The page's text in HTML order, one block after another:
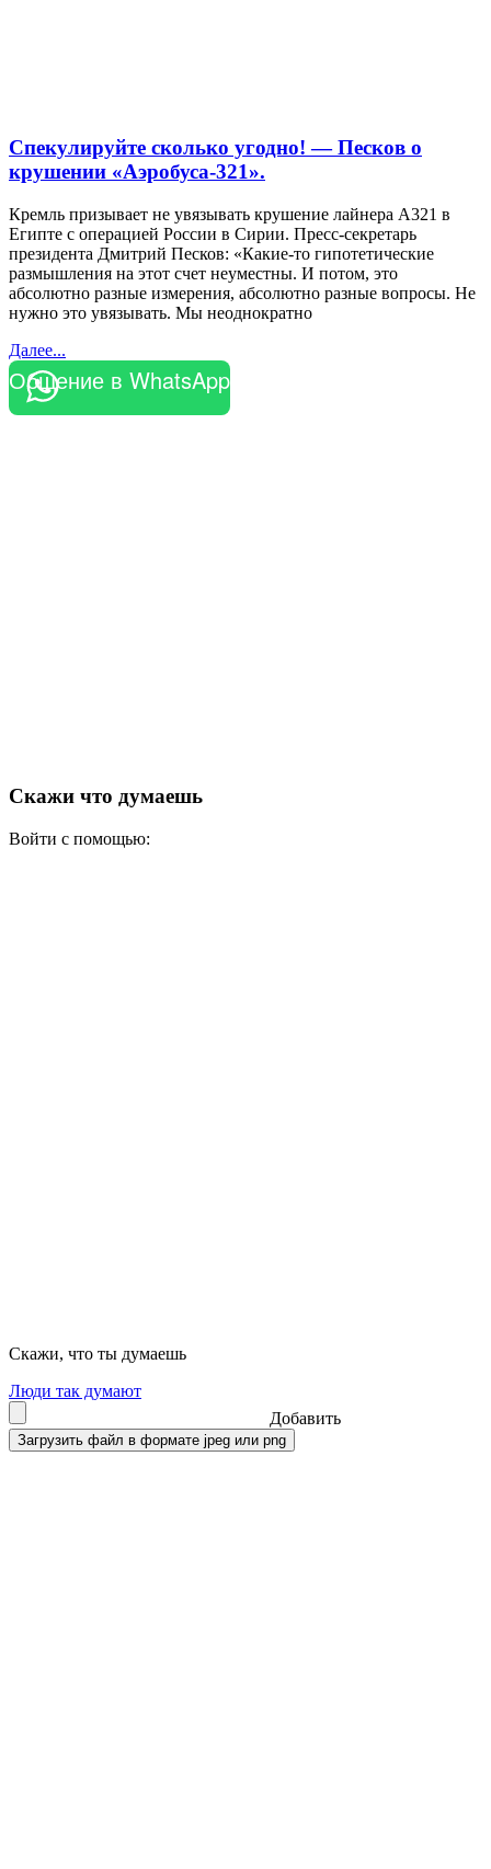
Спекулируйте сколько угодно! — Песков о
крушении «Аэробуса-321».
Кремль призывает не увязывать крушение лайнера А321 в
Египте с операцией России в Сирии. Пресс-секретарь
президента Дмитрий Песков: «Какие-то гипотетические
размышления на этот счет неуместны. И потом, это
абсолютно разные измерения, абсолютно разные вопросы. Не
нужно это увязывать. Мы неоднократно
Далее...
Общение в WhatsApp
Скажи что думаешь
Войти с помощью:
Скажи, что ты думаешь
Люди так думают
Добавить